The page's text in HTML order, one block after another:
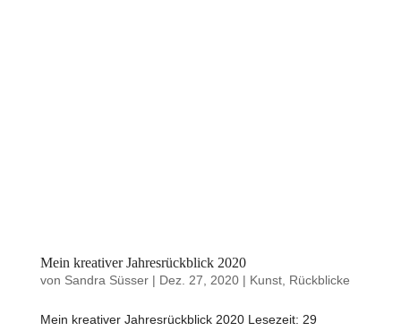
Mein kreativer Jahresrückblick 2020
von Sandra Süsser| Dez. 27, 2020| Kunst, Rückblicke
Mein kreativer Jahresrückblick 2020 Lesezeit: 29